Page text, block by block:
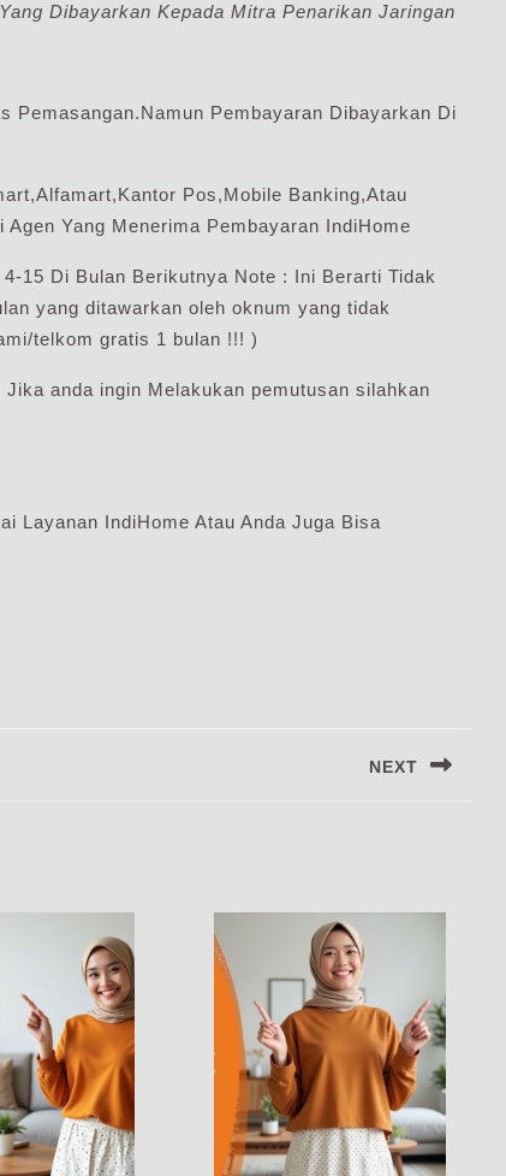
Dibayarkan Kepada Mitra Penarikan Jaringan
Pemasangan.Namun Pembayaran Dibayarkan Di
Pos,Mobile Banking,Atau
Yang Menerima Pembayaran IndiHome
15 Di Bulan Berikutnya Note : Ini Berarti Tidak
yang ditawarkan oleh oknum yang tidak
telkom gratis 1 bulan !!! )
anda ingin Melakukan pemutusan silahkan
Layanan IndiHome Atau Anda Juga Bisa
NEXT